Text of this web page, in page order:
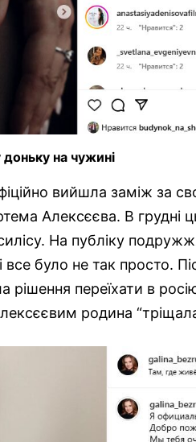
на чужині
вийшла заміж за
Алексєєва. В
На публіку
все було не так просто.
рішення переїхати в
родина